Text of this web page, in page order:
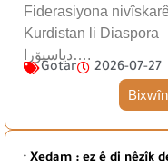
Fiderasiyona
Kurdistan li Diaspora
دیاسپۆرا….
Gotar 2026-07-27
· Xedam : ez ê di nêzîk